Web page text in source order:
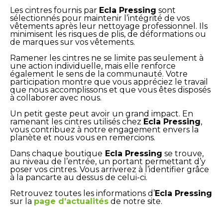
Les cintres fournis par Ecla Pressing sont
sélectionnés pour maintenir l’intégrité de vos
vêtements après leur nettoyage professionnel. Ils
minimisent les risques de plis, de déformations ou
de marques sur vos vêtements.
Ramener les cintres ne se limite pas seulement à
une action individuelle, mais elle renforce
également le sens de la communauté. Votre
participation montre que vous appréciez le travail
que nous accomplissons et que vous êtes disposés
à collaborer avec nous.
Un petit geste peut avoir un grand impact. En
ramenant les cintres utilisés chez Ecla Pressing,
vous contribuez à notre engagement envers la
planète et nous vous en remercions.
Dans chaque boutique Ecla Pressing se trouve,
au niveau de l’entrée, un portant permettant d’y
poser vos cintres. Vous arriverez à l’identifier grâce
à la pancarte au dessus de celui-ci.
Retrouvez toutes les informations d’Ecla Pressing
sur la page d’actualités de notre site.